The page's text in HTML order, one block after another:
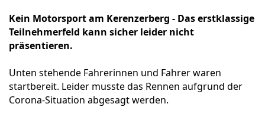
Kein Motorsport am Kerenzerberg - Das erstklassige
Teilnehmerfeld kann sicher leider nicht
präsentieren.
Unten stehende Fahrerinnen und Fahrer waren
startbereit. Leider musste das Rennen aufgrund der
Corona-Situation abgesagt werden.